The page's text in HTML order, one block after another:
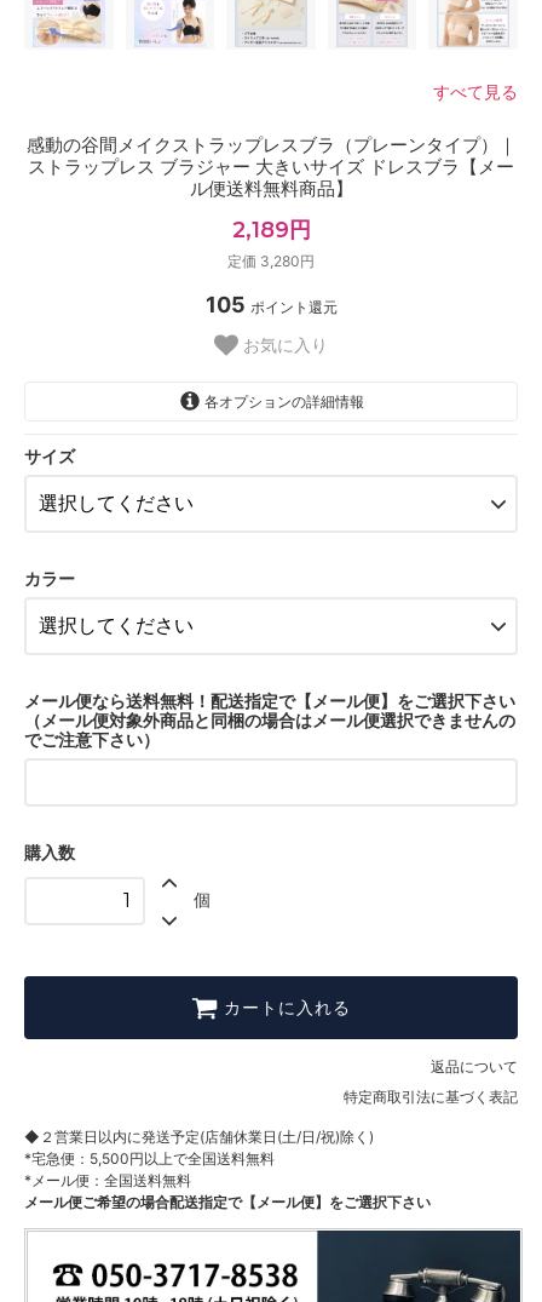
すべて見る
感動の谷間メイクストラップレスブラ（プレーンタイプ）｜
ストラップレス ブラジャー 大きいサイズ ドレスブラ【メー
ル便送料無料商品】
2,189円
定価 3,280円
105 ポイント還元
お気に入り
各オプションの詳細情報
70C
サイズ
カラー
メール便なら送料無料！配送指定で【メール便】をご選択下さい
（メール便対象外商品と同梱の場合はメール便選択できませんの
でご注意下さい）
購入数
個
カートに入れる
返品について
特定商取引法に基づく表記
◆２営業日以内に発送予定(店舗休業日(土/日/祝)除く)
*宅急便：5,500円以上で全国送料無料
*メール便：全国送料無料
メール便ご希望の場合配送指定で【メール便】をご選択下さい